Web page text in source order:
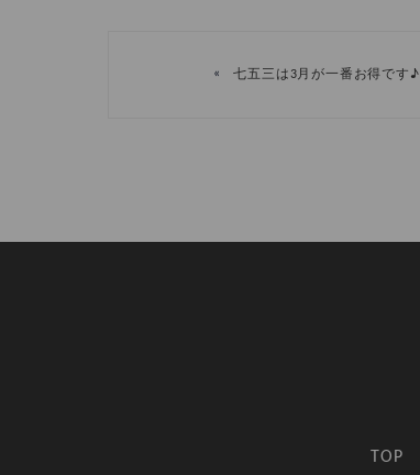
« 七五三は3月が一番お得です♪
TOP